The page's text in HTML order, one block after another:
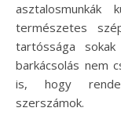
asztalosmunkák
természetes
tartóssága
barkácsolás nem
is, hogy
szerszámok.